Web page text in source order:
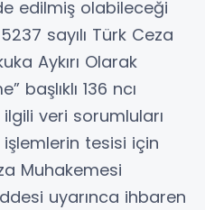
edilmiş olabileceği
sayılı Türk Ceza
Aykırı Olarak
başlıklı 136 ncı
veri sorumluları
işlemlerin tesisi için
Muhakemesi
uyarınca ihbaren